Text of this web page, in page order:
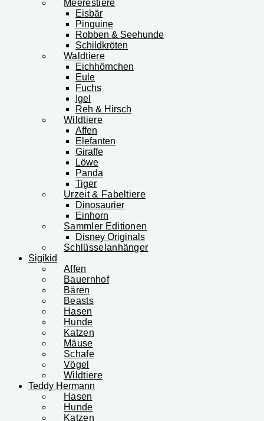
Meerestiere
Eisbär
Pinguine
Robben & Seehunde
Schildkröten
Waldtiere
Eichhörnchen
Eule
Fuchs
Igel
Reh & Hirsch
Wildtiere
Affen
Elefanten
Giraffe
Löwe
Panda
Tiger
Urzeit & Fabeltiere
Dinosaurier
Einhorn
Sammler Editionen
Disney Originals
Schlüsselanhänger
Sigikid
Affen
Bauernhof
Bären
Beasts
Hasen
Hunde
Katzen
Mäuse
Schafe
Vögel
Wildtiere
Teddy Hermann
Hasen
Hunde
Katzen